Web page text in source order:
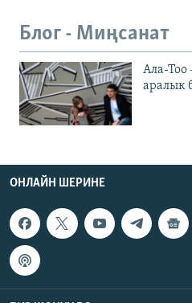
Блог - Миңсанат
Ала-Тоо
аралык
ОНЛАЙН ШЕРИНЕ